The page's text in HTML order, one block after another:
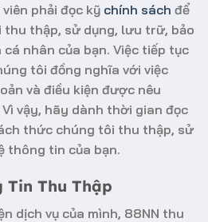
phải đọc kỹ chính sách để
thập, sử dụng, lưu trữ, bảo
nhân của bạn. Việc tiếp tục
tôi đồng nghĩa với việc
và điều kiện được nêu
vậy, hãy dành thời gian đọc
thức chúng tôi thu thập, sử
thông tin của bạn.
Tin Thu Thập
dịch vụ của mình, 88NN thu